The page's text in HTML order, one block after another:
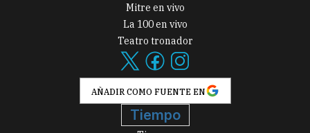
Mitre en vivo
La 100 en vivo
Teatro tronador
AÑADIR COMO FUENTE EN
Tiempo